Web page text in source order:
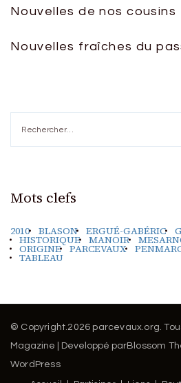
Nouvelles de nos cousins
Nouvelles fraîches du
Mots clefs
2010 BLASON ERGUÉ-GABÉRIC
HISTORIQUE MANOIR
ORIGINE PARCEVAUX
TABLEAU
© Copyright.2026 parcevaux.org .
Magazine | Developpé parBlossom
WordPress